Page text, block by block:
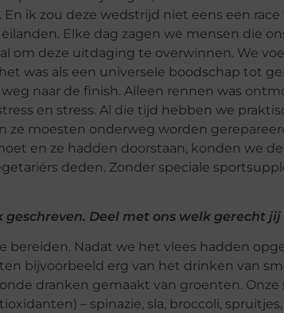
ik zou deze wedstrijd niet eens een
Elke dag zagen we mensen die
om deze uitdaging te overwinnen. We
was als een universele boodschap tot
naar de finish. Alleen rennen was
en stress. Al die tijd hebben we
moesten onderweg worden
en ze hadden doorstaan, konden we
deden. Zonder speciale
Deel met ons welk gerecht
Nadat we het vlees hadden
bijvoorbeeld erg van het drinken van
dranken gemaakt van groenten. Onze
– spinazie, sla, broccoli,